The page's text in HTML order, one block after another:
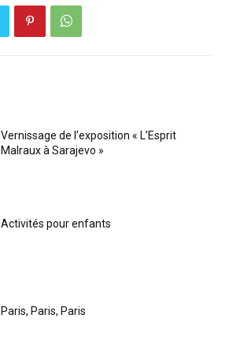
Vernissage de l’exposition « L’Esprit
Malraux à Sarajevo »
Activités pour enfants
Paris, Paris, Paris